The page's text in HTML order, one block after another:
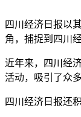
四川经济日报以
角，捕捉到四川
近年来，四川经
活动，吸引了众
四川经济日报还